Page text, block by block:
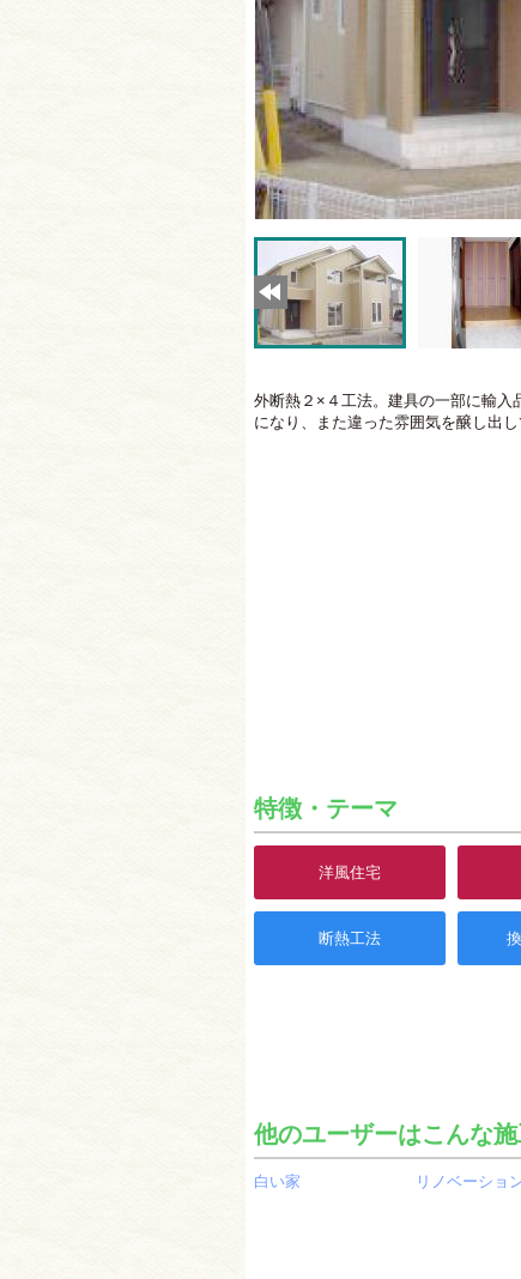
外断熱２×４工法。建具の一部に輸入
になり、また違った雰囲気を醸し出し
特徴・テーマ
洋風住宅
断熱工法
他のユーザーはこんな
白い家 リノベーショ